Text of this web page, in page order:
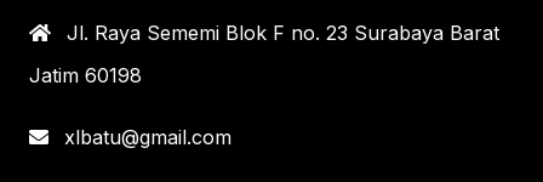
Jl. Raya Sememi Blok F no. 23 Surabaya Barat
Jatim 60198
xlbatu@gmail.com